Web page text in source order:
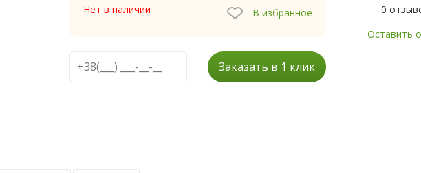
Нет в наличии В избранное
0
Оставить
Заказать в 1 клик